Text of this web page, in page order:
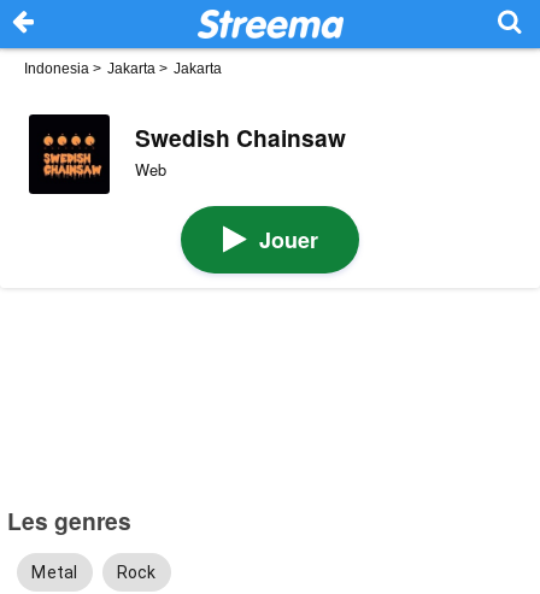
Indonesia > Jakarta > Jakarta
Swedish Chainsaw
Web
Jouer
Les genres
Metal Rock